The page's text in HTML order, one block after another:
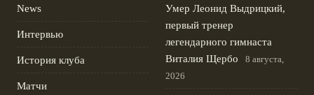
News
Интервью
История клуба
Матчи
Умер Леонид Выдрицкий,
первый тренер
легендарного гимнаста
Виталия Щербо
8 августа,
2026